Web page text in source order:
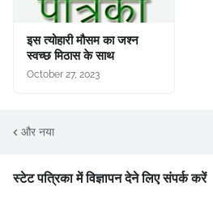
इस त्योहारी मौसम का जश्न
स्वच्छ मिठास के साथ
October 27, 2023
और नया
स्टेट पत्रिका में विज्ञापन देने लिए संपर्क करें